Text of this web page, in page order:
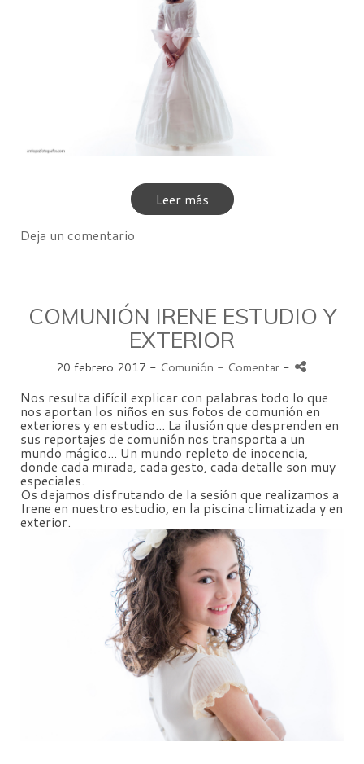
Leer más
Deja un comentario
COMUNIÓN IRENE ESTUDIO Y
EXTERIOR
20 febrero 2017 - Comunión - Comentar -
Nos resulta difícil explicar con palabras todo lo que
nos aportan los niños en sus fotos de comunión en
exteriores y en estudio... La ilusión que desprenden en
sus reportajes de comunión nos transporta a un
mundo mágico... Un mundo repleto de inocencia,
donde cada mirada, cada gesto, cada detalle son muy
especiales.
Os dejamos disfrutando de la sesión que realizamos a
Irene en nuestro estudio, en la piscina climatizada y en
exterior.